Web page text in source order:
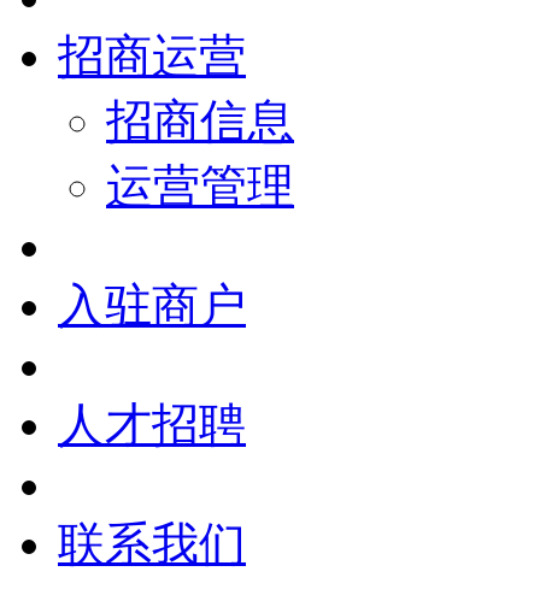
招商运营
招商信息
运营管理
入驻商户
人才招聘
联系我们